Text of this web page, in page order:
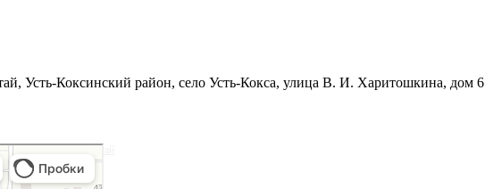
Усть-Коксинский район, село Усть-Кокса, улица В. И. Харитошкина, дом 6
Республики Алтай